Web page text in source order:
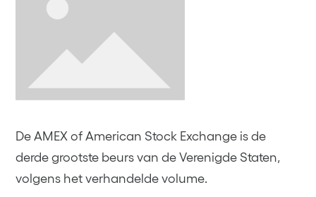
De AMEX of American Stock Exchange is de
derde grootste beurs van de Verenigde Staten,
volgens het verhandelde volume.